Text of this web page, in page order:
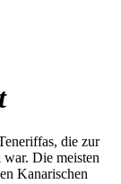
die zur
war. Die meisten
Kanarischen